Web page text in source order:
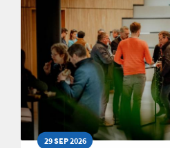
29 SEP 2026